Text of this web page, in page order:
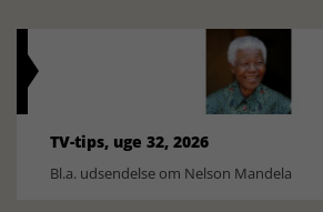
TV-tips, uge 32, 2026
Bl.a. udsendelse om Nelson Mandela